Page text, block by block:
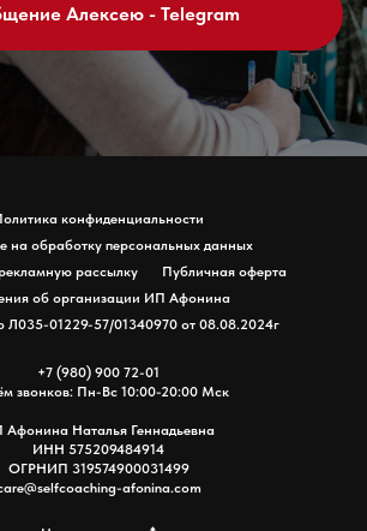
Алексею - Telegram
конфиденциальности
на обработку персональных данных
рассылку
Публичная оферта
об организации ИП Афонина
Л035-01229-57/01340970 от 08.08.2024г
+7 (980) 900 72-01
звонков: Пн-Вс 10:00-20:00 Мск
Афонина Наталья Геннадьевна
ИНН 575209484914
ОГРНИП 319574900031499
afonina.com